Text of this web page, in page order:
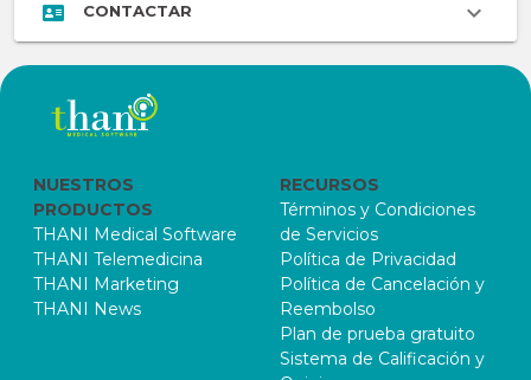
CONTACTAR
NUESTROS
PRODUCTOS
THANI Medical Software
THANI Telemedicina
THANI Marketing
THANI News
RECURSOS
Términos y Condiciones
de Servicios
Política de Privacidad
Política de Cancelación y
Reembolso
Plan de prueba gratuito
Sistema de Calificación y